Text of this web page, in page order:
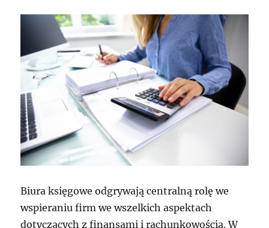
Biura księgowe odgrywają centralną rolę we
wspieraniu firm we wszelkich aspektach
dotyczących z finansami i rachunkowością. W